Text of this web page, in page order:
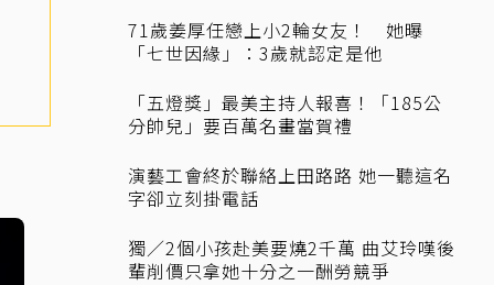
71歲姜厚任戀上小2輪女友！ 她曝
「七世因緣」：3歲就認定是他
「五燈獎」最美主持人報喜！「185公
分帥兒」要百萬名畫當賀禮
演藝工會終於聯絡上田路路 她一聽這名
字卻立刻掛電話
獨／2個小孩赴美要燒2千萬 曲艾玲嘆後
輩削價只拿她十分之一酬勞競爭